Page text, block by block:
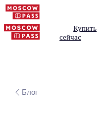
Купить
сейчас
Блог